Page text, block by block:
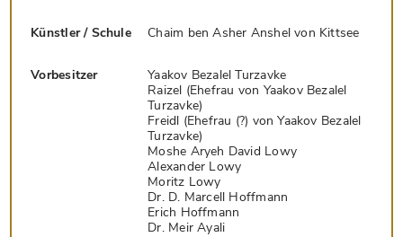
Künstler / Schule Chaim ben Asher Anshel von Kittsee
Vorbesitzer
Yaakov Bezalel Turzavke
Raizel (Ehefrau von Yaakov Bezalel
Turzavke)
Freidl (Ehefrau (?) von Yaakov Bezalel
Turzavke)
Moshe Aryeh David Lowy
Alexander Lowy
Moritz Lowy
Dr. D. Marcell Hoffmann
Erich Hoffmann
Dr. Meir Ayali